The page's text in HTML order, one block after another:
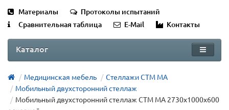
Материалы
Протоколы испытаний
Сравнительная таблица
E-Mail Контакты
Каталог
Медицинская мебель
Стеллажи СТМ МА
Мобильный двухсторонний стеллаж
Мобильный двухсторонний стеллаж СТМ МА 2730х1000х600